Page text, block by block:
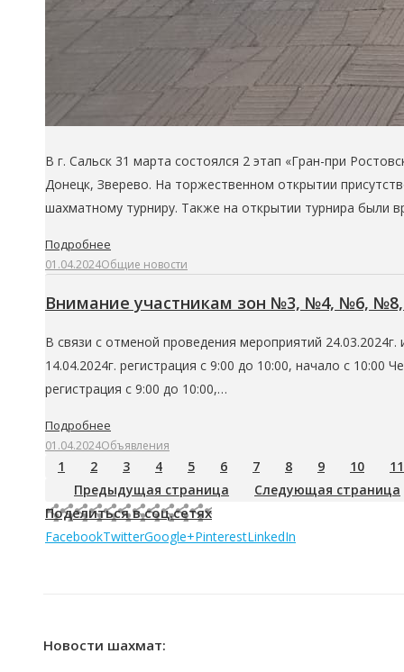
В г. Сальск 31 марта состоялся 2 этап «Гран-при
Донецк, Зверево. На торжественном открытии
шахматному турниру. Также на открытии турнира были
Подробнее
01.04.2024Общие новости
Внимание участникам зон №3, №4, №6,
В связи с отменой проведения мероприятий
14.04.2024г. регистрация с 9:00 до 10:00, начало с
регистрация с 9:00 до 10:00,…
Подробнее
01.04.2024Объявления
1 2 3 4 5 6 7 8 9 10
11
Предыдущая страница
Следующая страница
Поделиться в соц.сетях
FacebookTwitterGoogle+PinterestLinkedIn
Новости шахмат: